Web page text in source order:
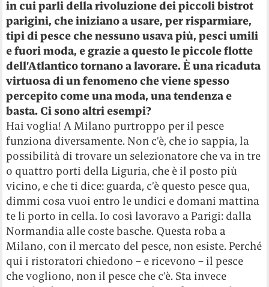
in cui parli della rivoluzione dei piccoli bistrot
parigini, che iniziano a usare, per risparmiare,
tipi di pesce che nessuno usava più, pesci umili
e fuori moda, e grazie a questo le piccole flotte
dell’Atlantico tornano a lavorare. È una ricaduta
virtuosa di un fenomeno che viene spesso
percepito come una moda, una tendenza e
basta. Ci sono altri esempi?
Hai voglia! A Milano purtroppo per il pesce
funziona diversamente. Non c’è, che io sappia, la
possibilità di trovare un selezionatore che va in tre
o quattro porti della Liguria, che è il posto più
vicino, e che ti dice: guarda, c’è questo pesce qua,
dimmi cosa vuoi entro le undici e domani mattina
te li porto in cella. Io così lavoravo a Parigi: dalla
Normandia alle coste basche. Questa roba a
Milano, con il mercato del pesce, non esiste. Perché
qui i ristoratori chiedono – e ricevono – il pesce
che vogliono, non il pesce che c’è. Sta invece